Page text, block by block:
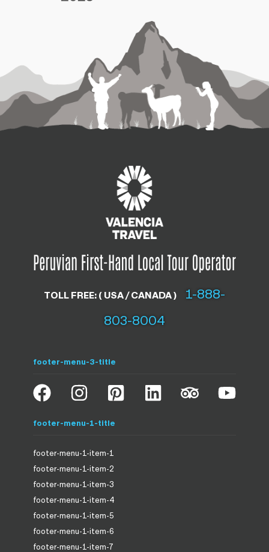
footer-menu-1-title
footer-menu-1-item-1
footer-menu-1-item-2
footer-menu-1-item-3
footer-menu-1-item-4
footer-menu-1-item-5
footer-menu-1-item-6
footer-menu-1-item-7
TOLL FREE: ( USA / CANADA )
1-888-
803-8004
footer-menu-3-title